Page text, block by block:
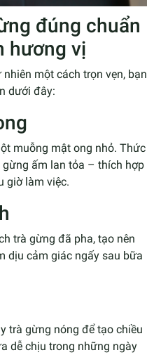
đúng chuẩn
hương vị
một cách trọn vẹn, bạn
dưới đây:
muỗng mật ong nhỏ. Thức
ấm lan tỏa – thích hợp
giờ làm việc.
trà gừng đã pha, tạo nên
dịu cảm giác ngấy sau bữa
trà gừng nóng để tạo chiều
dễ chịu trong những ngày